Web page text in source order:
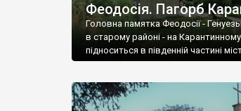
Феодосія. Пагорб
Головна памятка Феодосії -
в старому районі - на Карантинному
підноситься в південній частині